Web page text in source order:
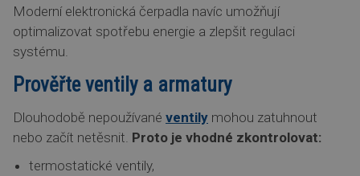
Moderní elektronická čerpadla navíc umožňují
optimalizovat spotřebu energie a zlepšit regulaci
systému.
Prověřte ventily a armatury
Dlouhodobě nepoužívané ventily mohou zatuhnout
nebo začít netěsnit. Proto je vhodné zkontrolovat:
termostatické ventily,